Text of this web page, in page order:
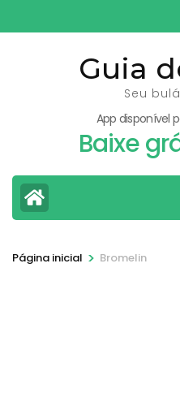
para
Guia
Seu
App disponível
Baixe
Página inicial > Bromelin